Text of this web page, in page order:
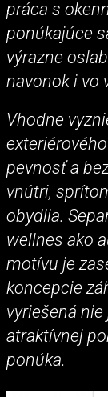
práca s
ponúkajúce
výrazne
navonok i vo
Vhodne
pevnosť a
vnútri,
obydlia.
wellnes ako
motívu je
koncepcie
vyriešená
atraktívnej
ponúka.